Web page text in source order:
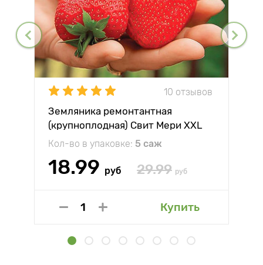
10 отзывов
Земляника ремонтантная
(крупноплодная) Свит Мери XXL
Кол-во в упаковке: 5 саж
18.99 руб 29.99 руб
Купить